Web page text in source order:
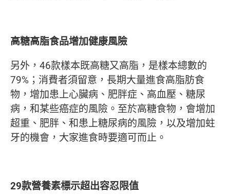
高糖高脂食品增加健康風險
另外，46款樣本既高糖又高脂，是樣本總數的
79%；消費者須留意，長期大量進食高脂肪食
物，增加患上心臟病、肥胖症、高血壓、糖尿
病，和某些癌症的風險。至於高糖食物，會增加
超重、肥胖、和患上糖尿病的風險，以及增加蛀
牙的機會，大家進食時要適可而止。
29款營養素標示超出容忍限值